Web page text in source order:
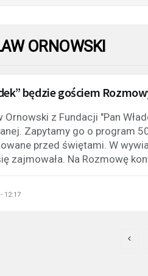
ORNOWSKI
będzie gościem
Ornowski z Fundacji "Pan
Zapytamy go o program
przed świętami. W
zajmowała. Na Rozmowę
12:17